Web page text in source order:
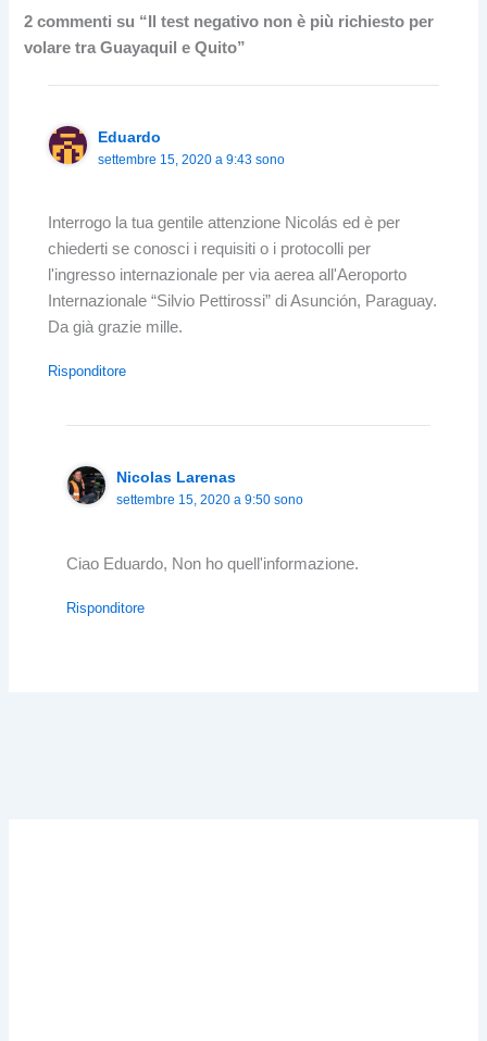
2 commenti su “Il test negativo non è più richiesto per
volare tra Guayaquil e Quito”
Eduardo
settembre 15, 2020 a 9:43 sono
Interrogo la tua gentile attenzione Nicolás ed è per
chiederti se conosci i requisiti o i protocolli per
l'ingresso internazionale per via aerea all'Aeroporto
Internazionale “Silvio Pettirossi” di Asunción, Paraguay.
Da già grazie mille.
Risponditore
Nicolas Larenas
settembre 15, 2020 a 9:50 sono
Ciao Eduardo, Non ho quell'informazione.
Risponditore